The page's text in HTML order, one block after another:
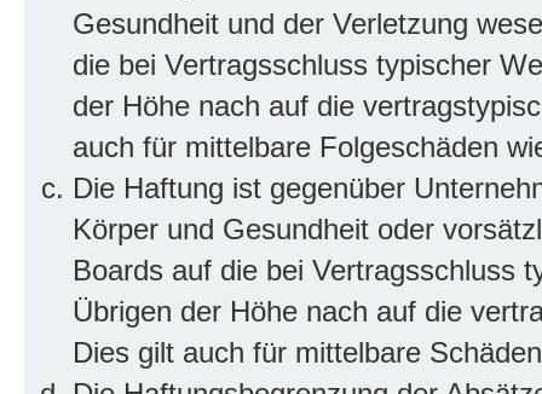
Gesundheit und der Verletzung
die bei Vertragsschluss typischer
der Höhe nach auf die
auch für mittelbare Folgeschäden
Die Haftung ist gegenüber
Körper und Gesundheit oder
Boards auf die bei Vertragsschluss
Übrigen der Höhe nach auf die
Dies gilt auch für mittelbare